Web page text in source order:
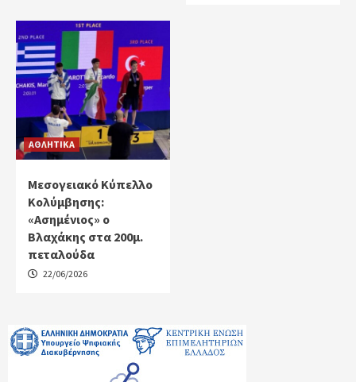
ΑΘΛΗΤΙΚΑ
Μεσογειακό Κύπελλο
Κολύμβησης:
«Ασημένιος» ο
Βλαχάκης στα 200μ.
πεταλούδα
22/06/2026